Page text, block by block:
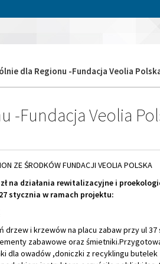
dla Regionu -Fundacja Veolia
-Fundacja Veolia
ZE ŚRODKÓW FUNDACJI VEOLIA POLSKA
na działania rewitalizacyjne i
stycznia w ramach projektu:
drzew i krzewów na placu zabaw przy ul 37
zabawowe oraz
dla owadów ,doniczki z recyklingu butelek